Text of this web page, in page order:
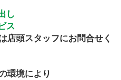
し
ス
店頭スタッフにお問合せく
環境により